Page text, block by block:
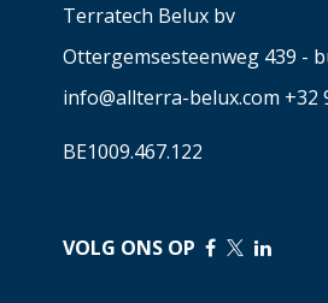
Terratech Belux bv
Ottergemsesteenweg 439 -
info@allterra-belux.com +32
BE1009.467.122
VOLG ONS OP